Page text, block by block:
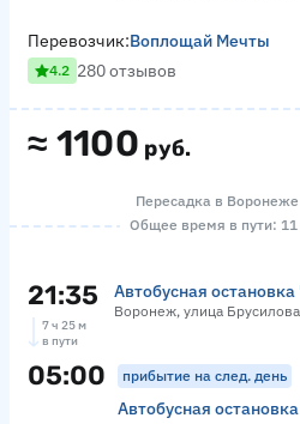
≈ 1100 руб.
Перевозчик:Воплощай Мечты
4.2 280 отзывов
Пересадка в Воронеже
Общее время в пути: 11
21:35 Автобусная
Воронеж, улица
7 ч 25 м
в пути
05:00 прибытие на след. день
Автобусная